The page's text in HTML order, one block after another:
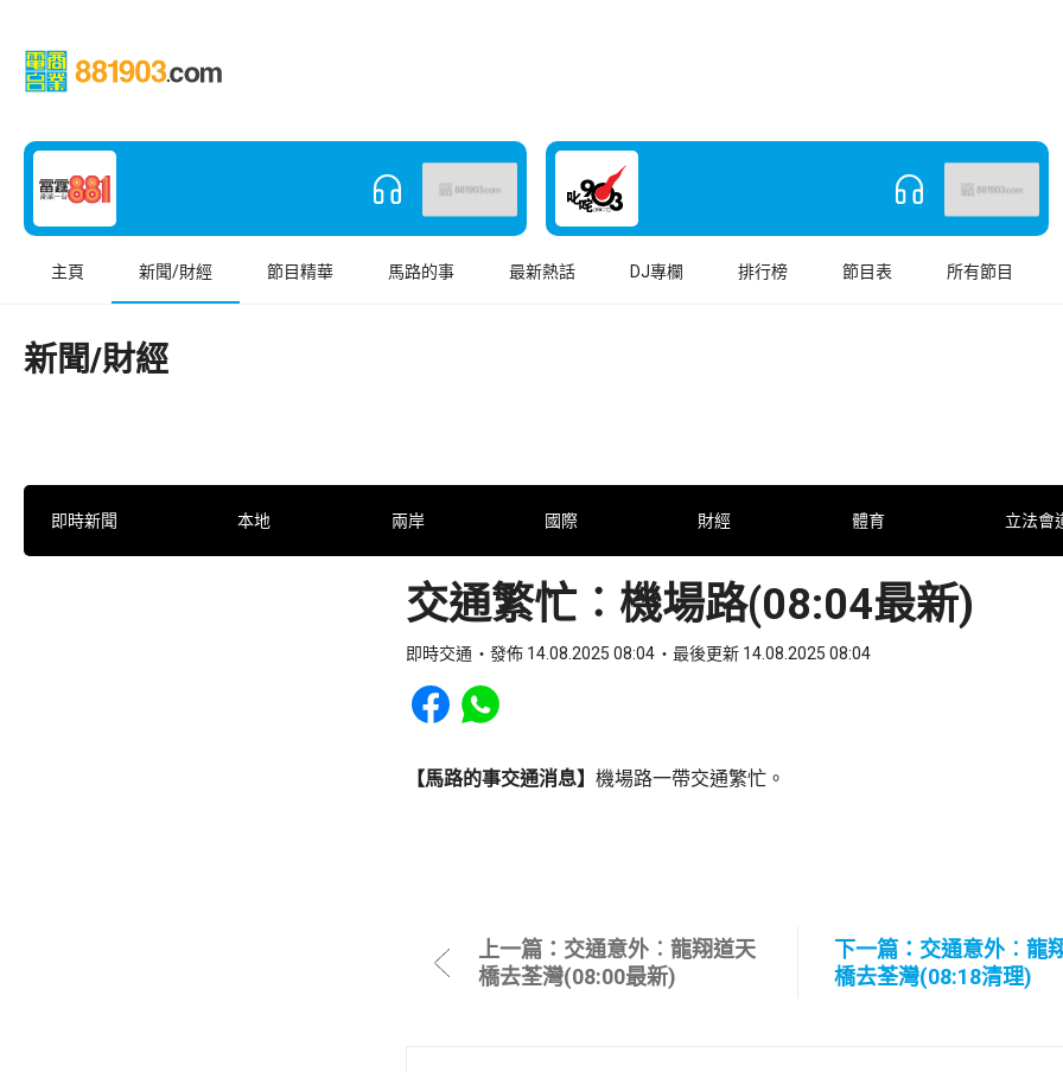
主頁 新聞/財經 節目精華 馬路的事 最新熱話 DJ專欄 排行榜 節目表 所有節目
新聞/財經
即時新聞 本地 兩岸 國際 財經 體育 立法會
交通繁忙︰機場路(08:04最新)
即時交通 發佈 14.08.2025 08:04 最後更新 14.08.2025 08:04
Share to Facebook
Share to WhatsApp
【馬路的事交通消息】 機場路一帶交通繁忙。
上一篇：交通意外︰龍翔道天
橋去荃灣(08:00最新)
下一篇：交通意外︰龍
橋去荃灣(08:18清理)